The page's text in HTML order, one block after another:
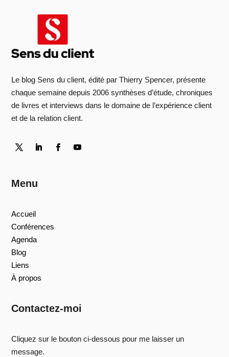
Le blog Sens du client, édité par Thierry Spencer, présente
chaque semaine depuis 2006 synthèses d’étude, chroniques
de livres et interviews dans le domaine de l’expérience client
et de la relation client.
Menu
Accueil
Conférences
Agenda
Blog
Liens
À propos
Contactez-moi
Cliquez sur le bouton ci-dessous pour me laisser un
message.